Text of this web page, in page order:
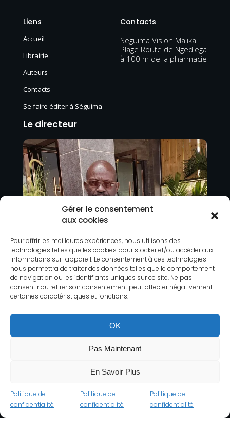
Gérer le consentement
aux cookies
Pour offrir les meilleures expériences, nous utilisons des
technologies telles que les cookies pour stocker et/ou accéder aux
informations sur l'appareil. Le consentement à ces technologies
nous permettra de traiter des données telles que le comportement
de navigation ou les identifiants uniques sur ce site. Ne pas
consentir ou retirer son consentement peut affecter négativement
certaines caractéristiques et fonctions.
OK
Pas Maintenant
En Savoir Plus
Politique de
confidentialité
Politique de
confidentialité
Politique de
confidentialité
Liens
Accueil
Librairie
Auteurs
Contacts
Se faire éditer à Séguima
Contacts
Seguima Vision Malika
Plage Route de Ngediega
à 100 m de la pharmacie
Le directeur